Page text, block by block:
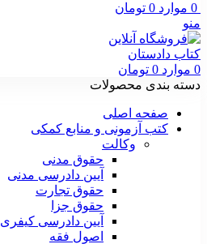
0 موارد 0 تومان
منو
0 موارد 0 تومان
دسته بندی محصولات
صفحه اصلی
کتب آزمونی و منابع کمکی
وکالت
حقوق مدنی
آیین دادرسی مدنی
حقوق تجارت
حقوق جزا
آیین دادرسی کیفری
اصول فقه